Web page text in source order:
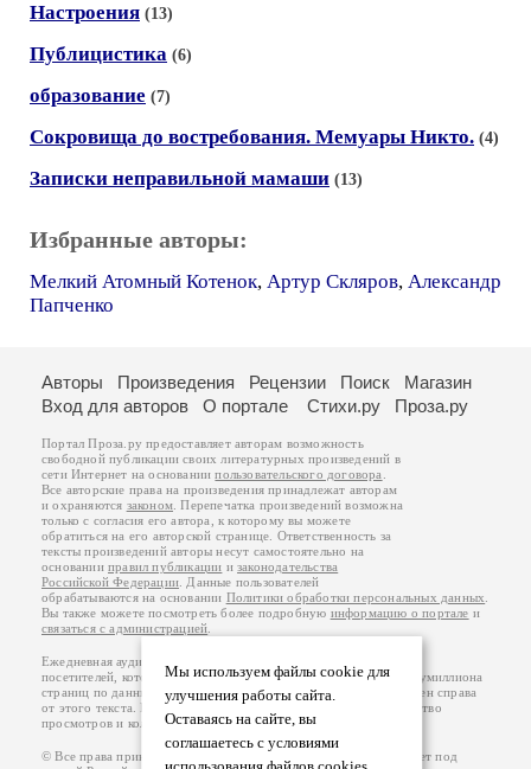
Настроения (13)
Публицистика (6)
образование (7)
Сокровища до востребования. Мемуары Никто. (4)
Записки неправильной мамаши (13)
Избранные авторы:
Мелкий Атомный Котенок, Артур Скляров, Александр
Папченко
Мы используем файлы cookie для
улучшения работы сайта.
Оставаясь на сайте, вы
соглашаетесь с условиями
Авторы Произведения Рецензии Поиск
Магазин
Вход для авторов
О портале Стихи.ру Проза.ру
Портал Проза.ру предоставляет авторам возможность
свободной публикации своих литературных произведений в
сети Интернет на основаниипользовательского договора
Все авторские права на произведения принадлежат авторам
и охраняются законом . Перепечатка произведений возможна
только с согласия его автора, к которому вы можете
обратиться на его авторской странице. Ответственность за
тексты произведений авторы несут самостоятельно на
основанииправил публикации изаконодательства
Российской Федерации . Данные пользователей
обрабатываются на основании Политики обработки персональных данных
Вы также можете посмотреть более подробную информацию о портале и
связаться с администрацией
Ежедневная аудитория портала Проза.ру – порядка 100 тысяч
посетителей, которые в общей сумме просматривают более полумиллиона
страниц по данным счетчика посещаемости, который расположен справа
от этого текста. В каждой графе указано по две цифры: количество
просмотров и количество посетителей.
© Все права принадлежат авторам, 2000-2026. Портал работает под